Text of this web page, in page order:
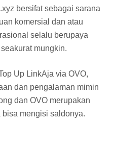
bersifat sebagai sarana
komersial dan atau
selalu berupaya
mungkin.
Up LinkAja via OVO,
dan pengalaman mimin
dan OVO merupakan
mengisi saldonya.